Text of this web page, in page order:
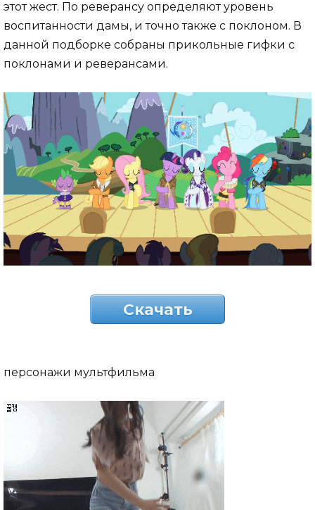
этот жест. По реверансу определяют уровень
воспитанности дамы, и точно также с поклоном. В
данной подборке собраны прикольные гифки с
поклонами и реверансами.
Скачать
персонажи мультфильма